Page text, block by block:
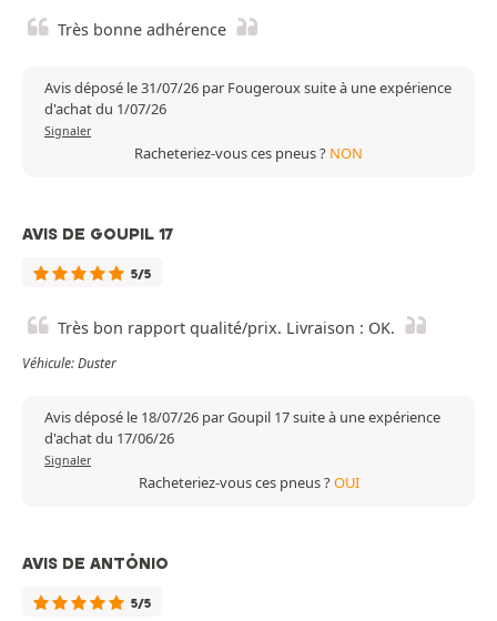
Très bonne adhérence
Avis déposé le 31/07/26 par Fougeroux suite à une expérience
d'achat du 1/07/26
Signaler
Racheteriez-vous ces pneus ? NON
AVIS DE GOUPIL 17
5/5
Très bon rapport qualité/prix. Livraison : OK.
Véhicule: Duster
Avis déposé le 18/07/26 par Goupil 17 suite à une expérience
d'achat du 17/06/26
Signaler
Racheteriez-vous ces pneus ?OUI
AVIS DE ANTÓNIO
5/5